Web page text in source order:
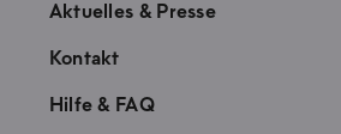
Aktuelles & Presse
Kontakt
Hilfe & FAQ